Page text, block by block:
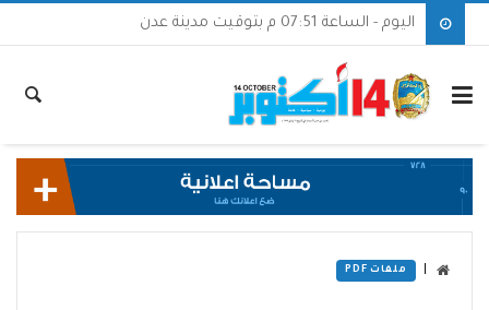
اليوم - الساعة 07:51 م بتوقيت مدينة عدن
ملفات PDF